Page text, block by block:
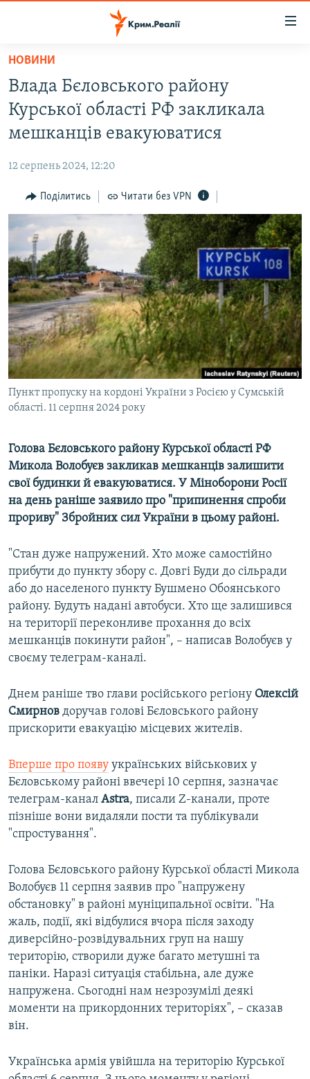
Перейти
основного
матеріалу
Перейти
до
основної
навігації
Перейти
до
пошуку
ВОДА.КРИМ
ВІДЕО ТА ФОТО
БЛОГИ
ПОГЛЯД
ІНТЕРВ'Ю
ВСЕ ЗА ДЕНЬ
СПЕЦПРОЕКТИ
ДЕПОРТАЦІЯ
ВІДЕОУРОКИ «ELIFBE»
СВІДЧЕННЯ ОКУПАЦІЇ
УКРАЇНСЬКА ПРОБЛЕМА КРИМУ
ІНФОГРАФІКА
ЯК ОБІЙТИ БЛОКУВАННЯ
Русский
Qırımtatar
ДОЛУЧАЙСЯ!
Усі сайти RFE/RL
НОВИНИ
Влада Бєловського району
Курської області РФ закликала
мешканців евакуюватися
12 серпень 2024, 12:20
Поділитись Читати без VPN
Пункт пропуску на кордоні України з Росією у Сумській
області. 11 серпня 2024 року
Голова Бєловського району Курської області РФ
Микола Волобуєв закликав мешканців залишити
свої будинки й евакуюватися. У Міноборони Росії
на день раніше заявило про "припинення спроби
прориву" Збройних сил України в цьому районі.
"Стан дуже напружений. Хто може самостійно
прибути до пункту збору с. Довгі Буди до сільради
або до населеного пункту Бушмено Обоянського
району. Будуть надані автобуси. Хто ще залишився
на території переконливе прохання до всіх
мешканців покинути район", – написав Волобуєв у
своєму телеграм-каналі.
Днем раніше тво глави російського регіону Олексій
Смирнов доручав голові Бєловського району
прискорити евакуацію місцевих жителів.
Вперше про появу українських військових у
Бєловському районі ввечері 10 серпня, зазначає
телеграм-канал Astra, писали Z-канали, проте
пізніше вони видаляли пости та публікували
"спростування".
Голова Бєловського району Курської області Микола
Волобуєв 11 серпня заявив про "напружену
обстановку" в районі муніципальної освіти. "На
жаль, події, які відбулися вчора після заходу
диверсійно-розвідувальних груп на нашу
територію, створили дуже багато метушні та
паніки. Наразі ситуація стабільна, але дуже
напружена. Сьогодні нам незрозумілі деякі
моменти на прикордонних територіях", – сказав
він.
Українська армія увійшла на територію Курської